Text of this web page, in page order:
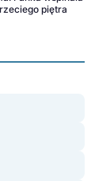
piętra